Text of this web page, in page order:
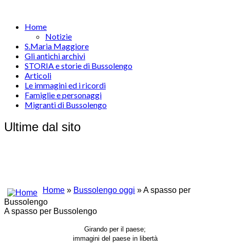
Home
Notizie
S.Maria Maggiore
Gli antichi archivi
STORIA e storie di Bussolengo
Articoli
Le immagini ed i ricordi
Famiglie e personaggi
Migranti di Bussolengo
Ultime dal sito
Home » Bussolengo oggi » A spasso per
Bussolengo
A spasso per Bussolengo
Girando per il paese;
immagini del paese in libertà